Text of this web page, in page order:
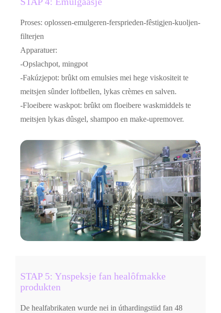
Proses: oplossen-emulgeren-fersprieden-fêstigjen-kuoljen-
filterjen
Apparatuer:
-Opslachpot, mingpot
-Fakúzjepot: brûkt om emulsies mei hege viskositeit te
meitsjen sûnder loftbellen, lykas crèmes en salven.
-Floeibere waskpot: brûkt om floeibere waskmiddels te
meitsjen lykas dûsgel, shampoo en make-upremover.
STAP 5: Ynspeksje fan healôfmakke
produkten
De healfabrikaten wurde nei in úthardingstiid fan 48